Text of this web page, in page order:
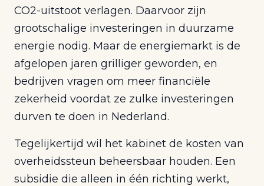
CO2-uitstoot verlagen. Daarvoor zijn
grootschalige investeringen in duurzame
energie nodig. Maar de energiemarkt is de
afgelopen jaren grilliger geworden, en
bedrijven vragen om meer financiële
zekerheid voordat ze zulke investeringen
durven te doen in Nederland.
Tegelijkertijd wil het kabinet de kosten van
overheidssteun beheersbaar houden. Een
subsidie die alleen in één richting werkt,